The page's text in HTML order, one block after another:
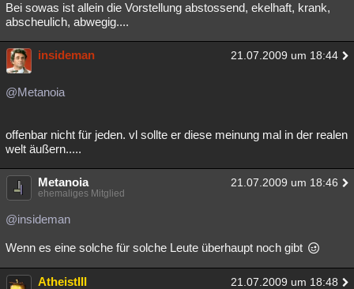
Bei sowas ist allein die Vorstellung abstossend, ekelhaft, krank,
abscheulich, abwegig....
insideman 21.07.2009 um 18:44
@Metanoia
offenbar nicht für jeden. vl sollte er diese meinung mal in der realen
welt äußern.....
Metanoia 21.07.2009 um 18:46
ehemaliges Mitglied
@insideman
Wenn es eine solche für solche Leute überhaupt noch gibt
AtheistIII 21.07.2009 um 18:48